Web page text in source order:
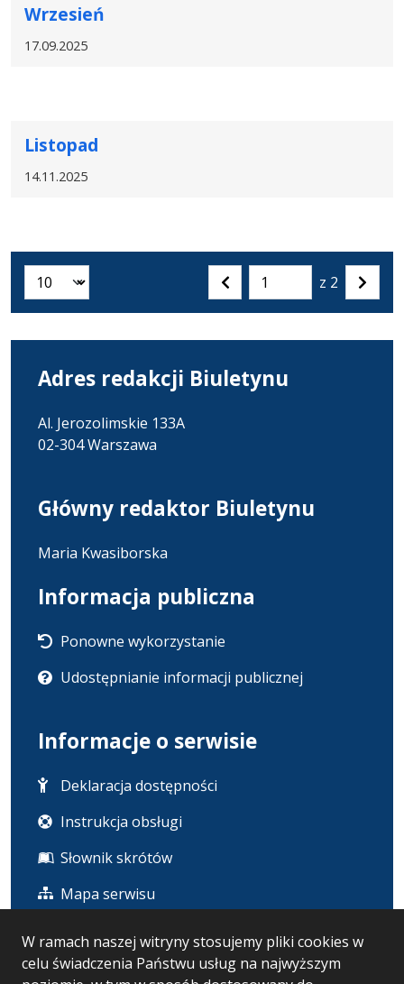
W ramach naszej witryny stosujemy pliki cookies w
celu świadczenia Państwu usług na najwyższym
Wrzesień
17.09.2025
Listopad
14.11.2025
Liczba artykułów na stronie:
Poprzednia
Przejdź
do
z 2
Adres redakcji Biuletynu
Al. Jerozolimskie 133A
02-304 Warszawa
Główny redaktor Biuletynu
Maria Kwasiborska
Informacja publiczna
Ponowne wykorzystanie
Udostępnianie informacji publicznej
Informacje o serwisie
Deklaracja dostępności
Instrukcja obsługi
Słownik skrótów
Mapa serwisu
Statystyka i dane osobowe